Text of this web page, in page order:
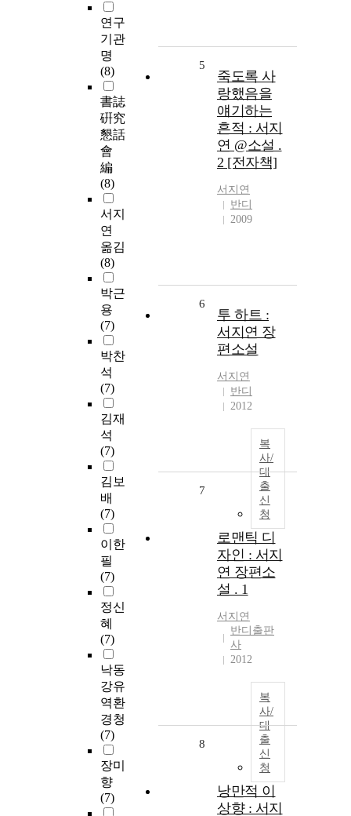
연구
기관
명
(8)
書誌
硏究
懇話
會
編
(8)
서지
연
옮김
(8)
박근
용
(7)
박찬
석
(7)
김재
석
(7)
김보
배
(7)
이한
필
(7)
정신
혜
(7)
낙동
강유
역환
경청
(7)
장미
향
(7)
5
죽도록 사
랑했음을
얘기하는
흔적 : 서지
연 @소설 .
2 [전자책]
서지연
반디
2009
6
투 하트 :
서지연 장
편소설
서지연
반디
2012
복
사/
대
출
신
청
7
로맨틱 디
자인 : 서지
연 장편소
설 . 1
서지연
반디출판
사
2012
복
사/
대
출
신
청
8
낭만적 이
상향 : 서지